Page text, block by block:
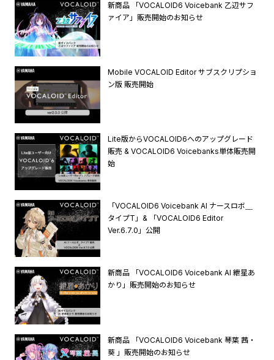
新商品 「VOCALOID6 Voicebank 乙辺サフ
ァイア」販売開始のお知らせ
Mobile VOCALOID Editor サブスクリプショ
ン版 販売開始
Lite版からVOCALOID6へのアップグレード
販売 & VOCALOID6 Voicebanks単体販売開
始
「VOCALOID6 Voicebank AI ナースロボ＿
タイプT」& 「VOCALOID6 Editor
Ver.6.7.0」公開
新商品 「VOCALOID6 Voicebank AI 紲星あ
かり」販売開始のお知らせ
新商品 「VOCALOID6 Voicebank 琴葉 茜・
葵 」販売開始のお知らせ